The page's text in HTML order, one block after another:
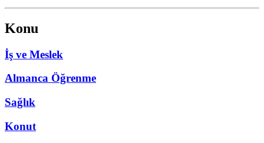
Konu
İş ve Meslek
Almanca Öğrenme
Sağlık
Konut